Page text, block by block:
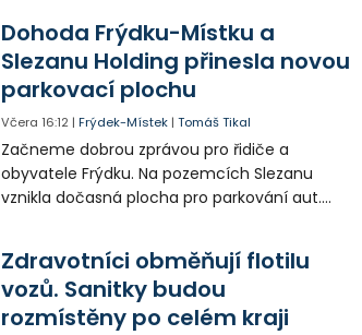
Dohoda Frýdku-Místku a
Slezanu Holding přinesla novou
parkovací plochu
Včera 16:12 |Frýdek-Místek |Tomáš Tikal
Začneme dobrou zprávou pro řidiče a
obyvatele Frýdku. Na pozemcích Slezanu
vznikla dočasná plocha pro parkování aut.
Zdravotníci obměňují flotilu
vozů. Sanitky budou
rozmístěny po celém kraji